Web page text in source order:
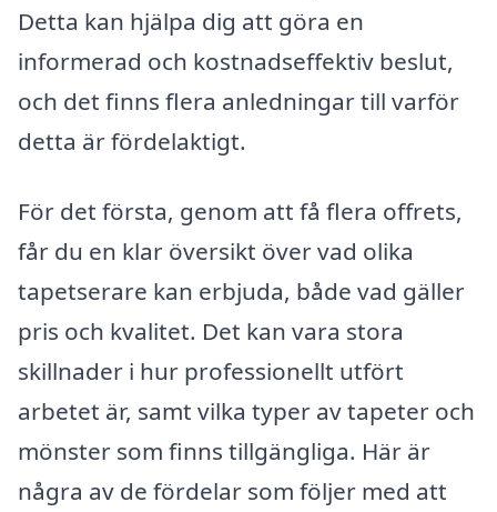
Detta kan hjälpa dig att göra en
informerad och kostnadseffektiv beslut,
och det finns flera anledningar till varför
detta är fördelaktigt.
För det första, genom att få flera offrets,
får du en klar översikt över vad olika
tapetserare kan erbjuda, både vad gäller
pris och kvalitet. Det kan vara stora
skillnader i hur professionellt utfört
arbetet är, samt vilka typer av tapeter och
mönster som finns tillgängliga. Här är
några av de fördelar som följer med att